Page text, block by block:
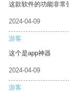
这款软件的功能非常
2024-04-09
游客
这个是app神器
2024-04-09
游客